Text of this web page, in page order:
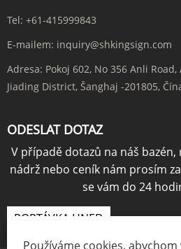
Tel: +61-415999843
E-mailem: inquiry@shkingsign.com
Adresa: Pokoj 602, No 356 Anli
Jiading District, Šanghaj -201805,
ODESLAT DOTAZ
V případě dotazů na náš
nádrž nebo ceník nám prosím
se vám do 24
POPTÁVKA HNED
Používáme cookies,